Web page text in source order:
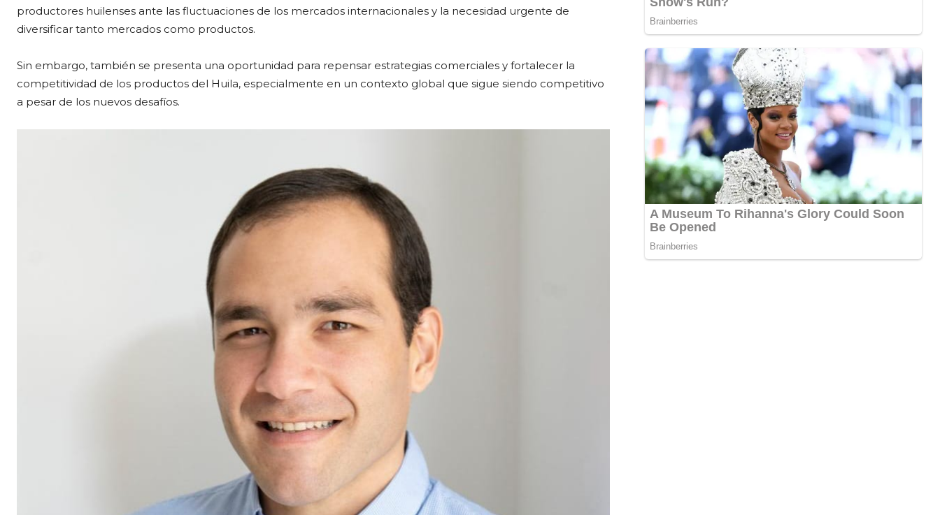
productores huilenses ante las fluctuaciones de los mercados internacionales y la necesidad urgente de
diversificar tanto mercados como productos.
Sin embargo, también se presenta una oportunidad para repensar estrategias comerciales y fortalecer la
competitividad de los productos del Huila, especialmente en un contexto global que sigue siendo competitivo
a pesar de los nuevos desafíos.